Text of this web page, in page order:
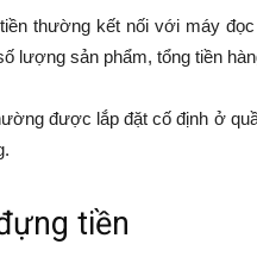
thường kết nối với máy
lượng sản phẩm, tổng tiền
được lắp đặt cố định ở
tiền